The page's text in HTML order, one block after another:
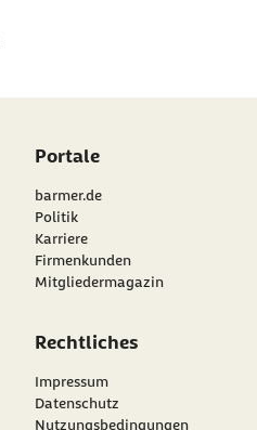
Portale
barmer.de
Politik
Karriere
Firmenkunden
Mitgliedermagazin
Rechtliches
Impressum
Datenschutz
Nutzungsbedingungen